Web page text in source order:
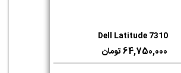
Dell Latitude 7310
64,750,000 تومان